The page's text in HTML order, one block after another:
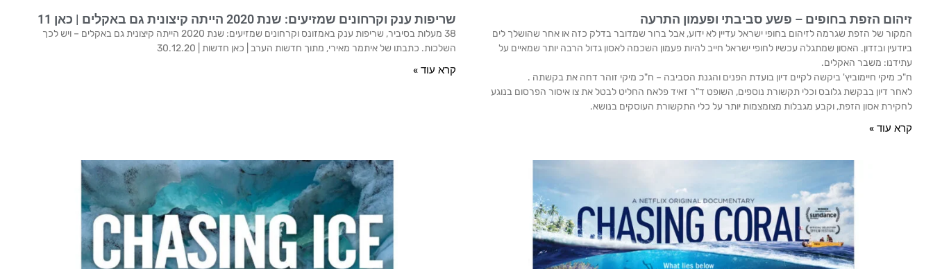
זיהום הזפת בחופים – פשע סביבתי ופעמון התרעה
המקור של הזפת שגרמה לזיהום בחופי ישראל עדיין לא ידוע, אבל ברור שמדובר בדלק כזה או אחר שהושלך לים
ביודעין ובזדון. האסון שמתגלה עכשיו לחופי ישראל חייב להיות פעמון השכמה לאסון גדול הרבה יותר שמאיים על
עתידנו: משבר האקלים.
ח"כ מיקי חיימוביץ' ביקשה לקיים דיון בועדת הפנים והגנת הסביבה – ח"כ מיקי זוהר דחה את בקשתה .
לאחר דיון בבקשת גלובס וכלי תקשורת נוספים, השופט ד"ר זאיד פלאח החליט לבטל את צו איסור הפרסום בנוגע
לחקירת אסון הזפת, וקבע מגבלות מצומצמות יותר על כלי התקשורת העוסקים בנושא.​
קרא עוד »
שריפות ענק וקרחונים שמזיעים: שנת 2020 הייתה קיצונית גם באקלים | כאן 11
38 מעלות בסיביר, שריפות ענק באמזונס וקרחונים שמזיעים: שנת 2020 הייתה קיצונית גם באקלים – ויש לכך
השלכות. כתבתו של איתמר מאירי, מתוך חדשות הערב | כאן חדשות | 30.12.20
קרא עוד »